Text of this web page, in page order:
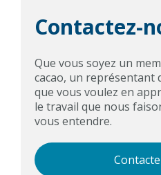
Contactez-
Que vous soyez un
cacao, un représentant
que vous voulez en
le travail que nous
vous entendre.